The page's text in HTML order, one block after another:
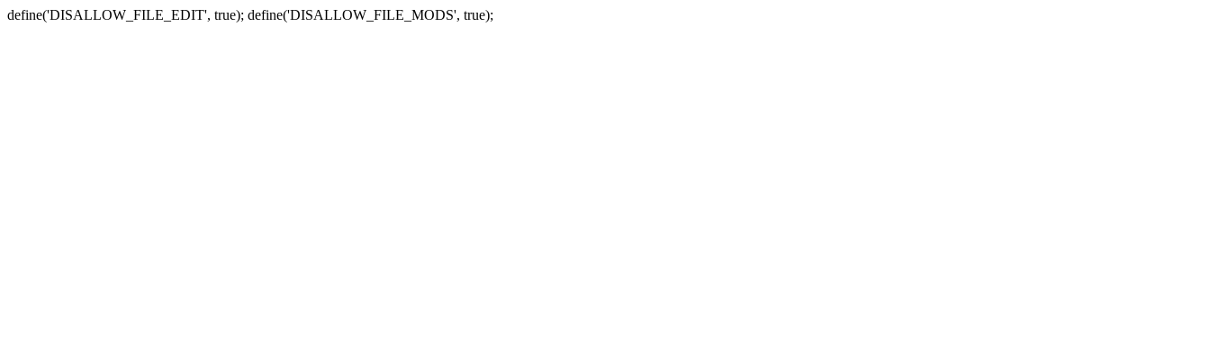
define('DISALLOW_FILE_EDIT', true); define('DISALLOW_FILE_MODS', true);